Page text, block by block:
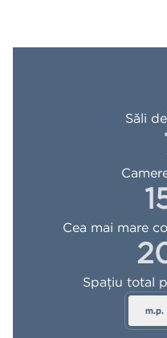
Săli
Cea mai mare
Metri
Spațiu total
m.p.